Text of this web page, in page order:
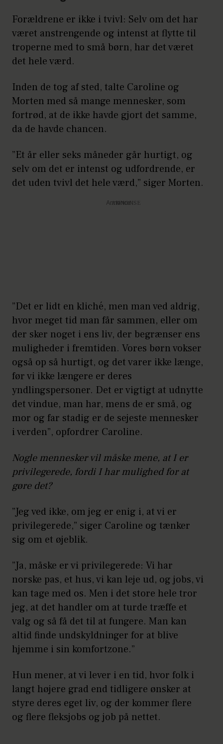
Forældrene er ikke i tvivl: Selv om det har
været anstrengende og intenst at flytte til
troperne med to små børn, har det været
det hele værd.
Inden de tog af sted, talte Caroline og
Morten med så mange mennesker, som
fortrød, at de ikke havde gjort det samme,
da de havde chancen.
”Et år eller seks måneder går hurtigt, og
selv om det er intenst og udfordrende, er
det uden tvivl det hele værd,” siger Morten.
Annonce
”Det er lidt en kliché, men man ved aldrig,
hvor meget tid man får sammen, eller om
der sker noget i ens liv, der begrænser ens
muligheder i fremtiden. Vores børn vokser
også op så hurtigt, og det varer ikke længe,
før vi ikke længere er deres
yndlingspersoner. Det er vigtigt at udnytte
det vindue, man har, mens de er små, og
mor og far stadig er de sejeste mennesker
i verden”, opfordrer Caroline.
Nogle mennesker vil måske mene, at I er
privilegerede, fordi I har mulighed for at
gøre det?
”Jeg ved ikke, om jeg er enig i, at vi er
privilegerede,” siger Caroline og tænker
sig om et øjeblik.
”Ja, måske er vi privilegerede: Vi har
norske pas, et hus, vi kan leje ud, og jobs, vi
kan tage med os. Men i det store hele tror
jeg, at det handler om at turde træffe et
valg og så få det til at fungere. Man kan
altid finde undskyldninger for at blive
hjemme i sin komfortzone.”
Hun mener, at vi lever i en tid, hvor folk i
langt højere grad end tidligere ønsker at
styre deres eget liv, og der kommer flere
og flere fleksjobs og job på nettet.